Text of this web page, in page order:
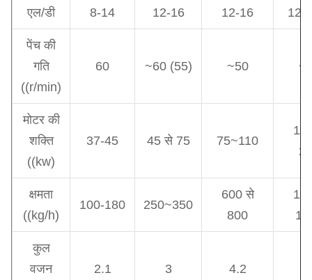
एल/डी 8-14 12-16 12-16 12
पेंच की
गति
((r/min)
60 ~60 (55) ~50
मोटर की
शक्ति
((kw)
37-45 45 से 75 75~110
क्षमता
((kg/h)
100-180 250~350
600 से
800
कुल
वजन
2.1 3 4.2